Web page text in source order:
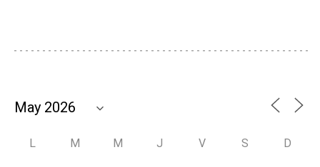
L M M J V S D